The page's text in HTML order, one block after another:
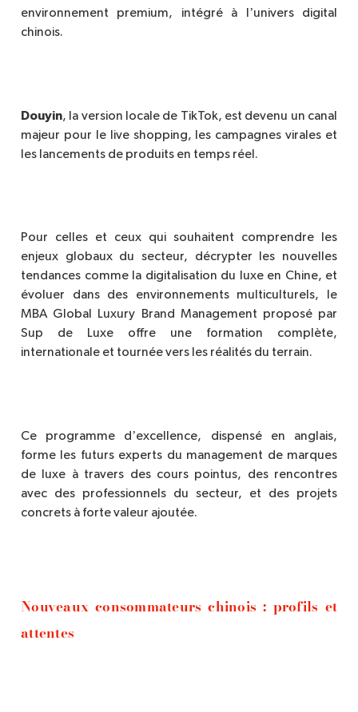
environnement premium, intégré à l ’univers digital
chinois.
Douyin, la version locale de TikTok, est devenu un canal
majeur pour le live shopping, les campagnes virales et
les lancements de produits en temps réel.
Pour celles et ceux qui souhaitent comprendre les
enjeux globaux du secteur, décrypter les nouvelles
tendances comme la digitalisation du luxe en Chine, et
évoluer dans des environnements multiculturels, le
MBA Global Luxury Brand Management proposé par
Sup de Luxe offre une formation compl ète,
internationale et tournée vers les réalités du terrain.
Ce programme d’excellence, dispensé en anglais,
forme les futurs experts du management de marques
de luxe à travers des cours pointus, des rencontres
avec des professionnels du secteur, et des projets
concrets à forte valeur ajoutée.
Nouveaux consommateurs chinois : profils et
attentes